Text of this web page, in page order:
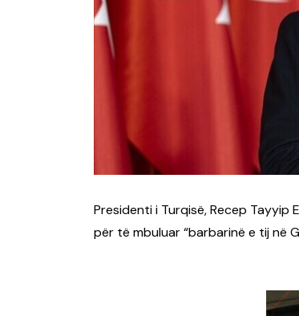
Presidenti i Turqisë, Recep
për të mbuluar “barbarinë e tij në